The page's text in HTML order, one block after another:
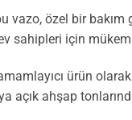
vazo, özel bir
sahipleri için
ürün
açık ahşap